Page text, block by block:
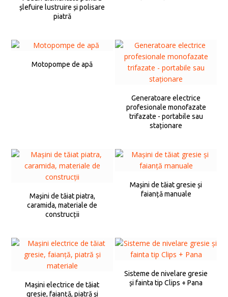
șlefuire lustruire și polisare
piatră
Motopompe de apă
Generatoare electrice
profesionale monofazate
trifazate - portabile sau
staționare
Mașini de tăiat piatra,
caramida, materiale de
construcții
Mașini de tăiat gresie și
faianță manuale
Mașini electrice de tăiat
gresie, faianță, piatră și
Sisteme de nivelare gresie
și fainta tip Clips + Pana